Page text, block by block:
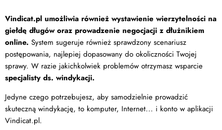
Vindicat.pl umożliwia również wystawienie wierzytelności na
giełdę długów oraz prowadzenie negocjacji z dłużnikiem
online. System sugeruje również sprawdzony scenariusz
postępowania, najlepiej dopasowany do okoliczności Twojej
sprawy. W razie jakichkolwiek problemów otrzymasz wsparcie
specjalisty ds. windykacji.
Jedyne czego potrzebujesz, aby samodzielnie prowadzić
skuteczną windykację, to komputer, Internet... i konto w aplikacji
Vindicat.pl.